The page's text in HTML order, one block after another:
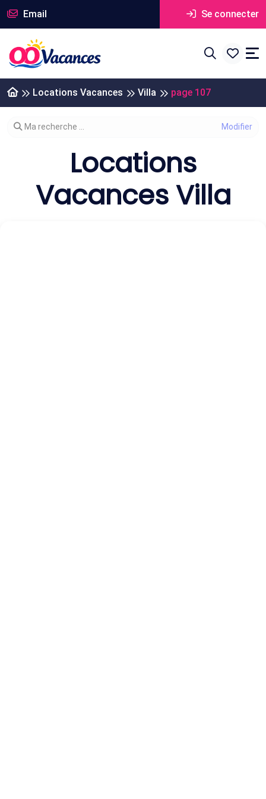
Email Se connecter
Locations Vacances Villa page 107
Modifier votre recherche
Ma recherche ...
Locations
Vacances Villa